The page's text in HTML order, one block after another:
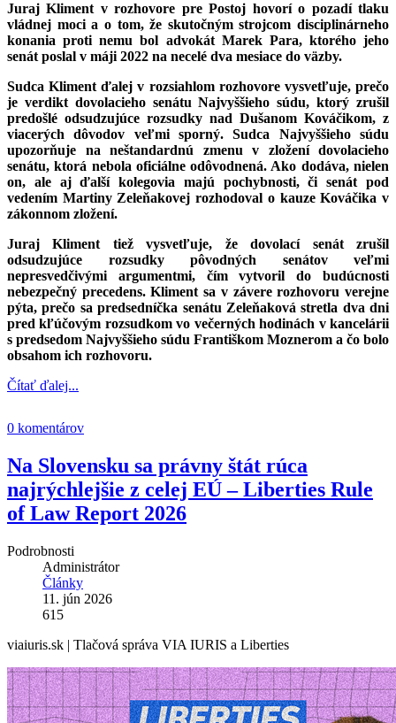
Juraj Kliment v rozhovore pre Postoj hovorí o pozadí tlaku
vládnej moci a o tom, že skutočným strojcom disciplinárneho
konania proti nemu bol advokát Marek Para, ktorého jeho
senát poslal v máji 2022 na necelé dva mesiace do väzby.
Sudca Kliment ďalej v rozsiahlom rozhovore vysvetľuje, prečo
je verdikt dovolacieho senátu Najvyššieho súdu, ktorý zrušil
predošlé odsudzujúce rozsudky nad Dušanom Kováčikom, z
viacerých dôvodov veľmi sporný. Sudca Najvyššieho súdu
upozorňuje na neštandardnú zmenu v zložení dovolacieho
senátu, ktorá nebola oficiálne odôvodnená. Ako dodáva, nielen
on, ale aj ďalší kolegovia majú pochybnosti, či senát pod
vedením Martiny Zeleňakovej rozhodoval o kauze Kováčika v
zákonnom zložení.
Juraj Kliment tiež vysvetľuje, že dovolací senát zrušil
odsudzujúce rozsudky pôvodných senátov veľmi
nepresvedčivými argumentmi, čím vytvoril do budúcnosti
nebezpečný precedens. Kliment sa v závere rozhovoru verejne
pýta, prečo sa predsedníčka senátu Zeleňaková stretla dva dni
pred kľúčovým rozsudkom vo večerných hodinách v kancelárii
s predsedom Najvyššieho súdu Františkom Moznerom a čo bolo
obsahom ich rozhovoru.
Čítať ďalej...
0 komentárov
Na Slovensku sa právny štát rúca
najrýchlejšie z celej EÚ – Liberties Rule
of Law Report 2026
Podrobnosti
Administrátor
Články
11. jún 2026
615
viaiuris.sk | Tlačová správa VIA IURIS a Liberties